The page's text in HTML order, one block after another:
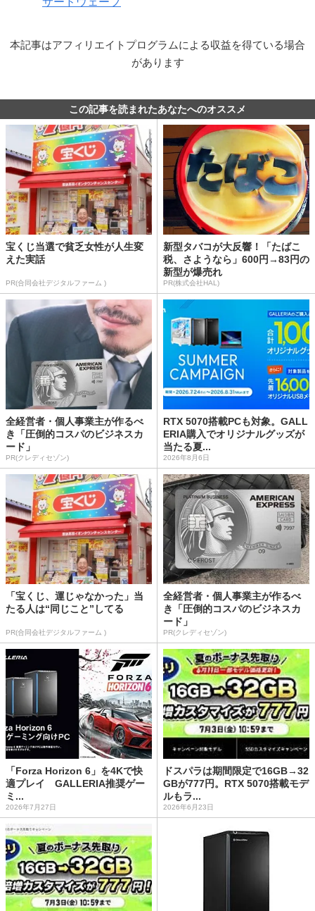
本記事はアフィリエイトプログラムによる収益を得ている場合
があります
この記事を読まれたあなたへのオススメ
宝くじ当選で貧乏女性が人生変
えた実話
PR(合同会社デジタルファーム )
新型タバコが大反響！「たばこ
税、さようなら」600円→83円の
新型が爆売れ
PR(株式会社HAL)
全経営者・個人事業主が作るべ
き「圧倒的コスパのビジネスカ
ード」
PR(クレディセゾン)
RTX 5070搭載PCも対象。GALL
ERIA購入でオリジナルグッズが
当たる夏...
2026年8月6日
「宝くじ、運じゃなかった」当
たる人は“同じこと”してる
PR(合同会社デジタルファーム )
全経営者・個人事業主が作るべ
き「圧倒的コスパのビジネスカ
ード」
PR(クレディセゾン)
「Forza Horizon 6」を4Kで快
適プレイ GALLERIA推奨ゲー
ミ...
2026年7月27日
ドスパラは期間限定で16GB→32
GBが777円。RTX 5070搭載モデ
ルもラ...
2026年6月23日